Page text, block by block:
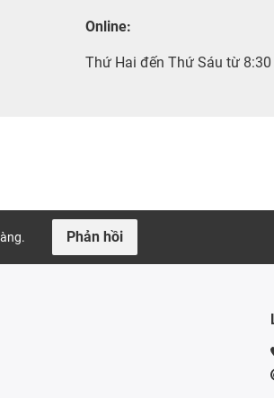
Online:
Thứ Hai đến Thứ Sáu từ
Phản hồi